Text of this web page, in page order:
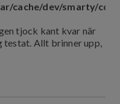
cache/dev/smarty/
tjock kant kvar när
testat. Allt brinner upp,